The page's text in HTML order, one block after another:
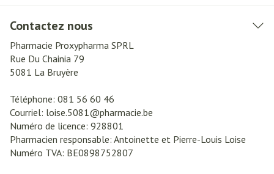
Contactez nous
Pharmacie Proxypharma SPRL
Rue Du Chainia 79
5081 La Bruyère
Téléphone: 081 56 60 46
Courriel: loise.5081@pharmacie.be
Numéro de licence: 928801
Pharmacien responsable: Antoinette et Pierre-Louis Loise
Numéro TVA: BE0898752807